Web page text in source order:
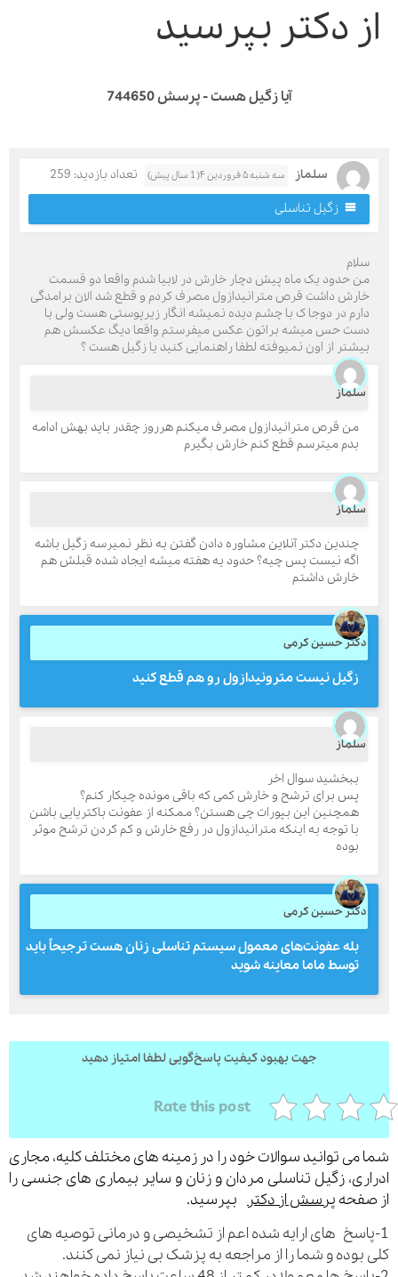
دکتر بپرسید
آیا زگیل هست - پرسش 744650
سلماز سه شنبه ۵ فروردین ۴( 1 سال پیش)
تعداد بازدید: 259
زگیل تناسلی
حدود یک ماه پیش دچار خارش در لابیا شدم واقعا دو قسمت
داشت قرص مترانیدازول مصرف کردم و قطع شد الان برامدگی
در دوجا ک با چشم دیده نمیشه انگار زیرپوستی هست ولی با
حس میشه براتون عکس میفرستم واقعا دیگ عکسش هم
از اون نمیوفته لطفا راهنمایی کنید یا زگیل هست ؟
من قرص مترانیدازول مصرف میکنم هرروز چقدر باید بهش ادامه
بدم میترسم قطع کنم خارش بگیرم
چندین دکتر آنلاین مشاوره دادن گفتن به نظر نمیرسه زگیل باشه
اگه نیست پس چیه؟ حدود یه هفته میشه ایجاد شده قبلش هم
خارش داشتم
دکتر حسین کرمی
زگیل نیست مترونیدازول رو هم قطع کنید
ببخشید سوال اخر
پس برای ترشح و خارش کمی که باقی مونده چیکار کنم؟
همچنین این بپورات چی هستن؟ ممکنه از عفونت باکتریایی باشن
با توجه به اینکه مترانیدازول در رفع خارش و کم کردن ترشح موثر
دکتر حسین کرمی
بله عفونت‌های معمول سیستم تناسلی زنان هست ترجیحاً باید
توسط ماما معاینه شوید
جهت بهبود کیفیت پاسخ‌گویی لطفا امتیاز دهید
Rate this post
توانید سوالات خود را در زمینه های مختلف کلیه، مجاری
زگیل تناسلی مردان و زنان و سایر بیماری های جنسی را
پرسش از دکتربپرسید.
های ارایه شده اعم از تشخیصی و درمانی توصیه های
و شما را از مراجعه به پزشک بی نیاز نمی کنند.